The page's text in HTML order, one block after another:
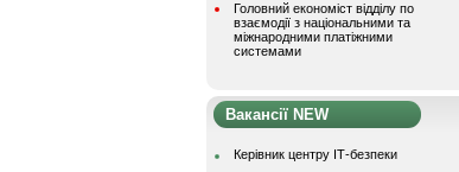
Головний економіст відділу по
взаємодії з національними та
міжнародними платіжними
системами
Вакансії NEW
Керівник центру ІТ-безпеки